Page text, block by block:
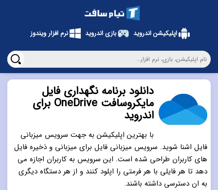
دانلود برنامه نگهداری فایل
مایکروسافت OneDrive برای
اندروید
با بهترین اپلیکیشن به جهت سرویس میزبانی
فایل اشنا شوید. سرویس میزبانی فایل برای میزبانی و ذخیره فایل
های کاربران طراحی شده است. این سرویس به کاربران اجازه می
دهد تا هر فایلی با هر فرمتی را اپلود کنند و از هر دستگاه دیگری
به ان دسترسی داشته باشند.
اپلیکیشن اندروید بازی اندروید نرم افزار ویندوز